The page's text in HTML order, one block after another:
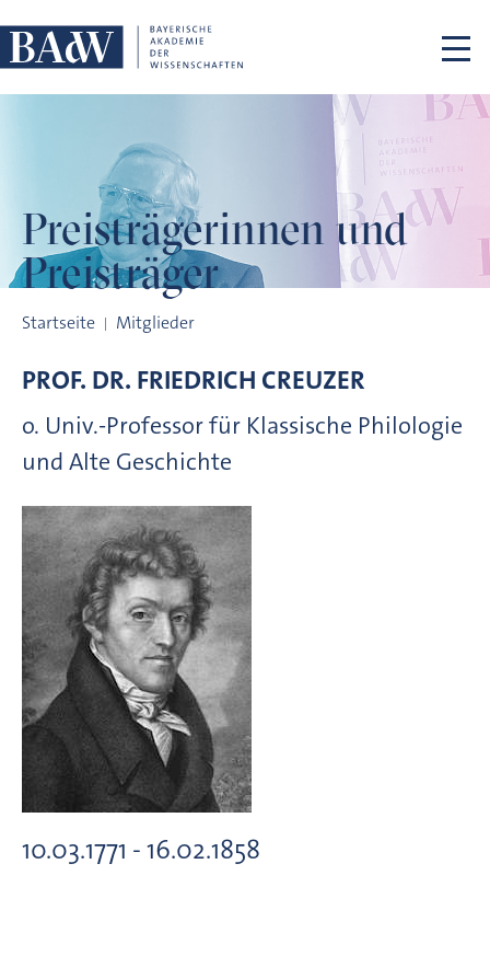
Preisträgerinnen und
Preisträger
Startseite Mitglieder
PROF. DR. FRIEDRICH CREUZER
o. Univ.-Professor für Klassische Philologie
und Alte Geschichte
10.03.1771 - 16.02.1858